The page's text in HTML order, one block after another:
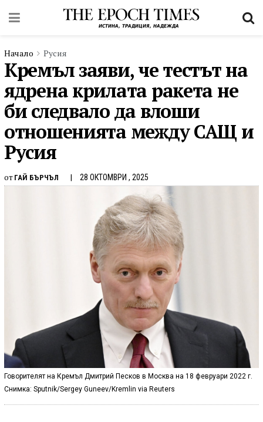
Начало Русия
Кремъл заяви, че тестът на
ядрена крилата ракета не
би следвало да влоши
отношенията между САЩ и
Русия
от ГАЙ БЪРЧЪЛ 28 ОКТОМВРИ , 2025
Говорителят на Кремъл Дмитрий Песков в Москва на 18 февруари 2022 г.
Снимка: Sputnik/Sergey Guneev/Kremlin via Reuters